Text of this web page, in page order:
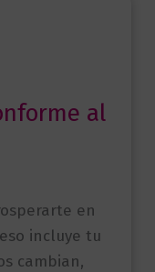
al
en
incluye tu
cambian,